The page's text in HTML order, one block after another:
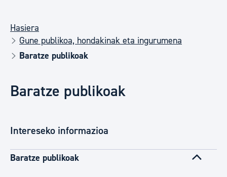
Hasiera
Gune publikoa, hondakinak eta ingurumena
Baratze publikoak
Baratze publikoak
Intereseko informazioa
Baratze publikoak